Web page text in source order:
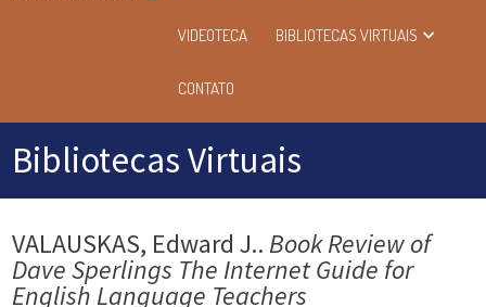
VIDEOTECA BIBLIOTECAS VIRTUAIS
CONTATO
Bibliotecas Virtuais
VALAUSKAS, Edward J.. Book Review of
Dave Sperlings The Internet Guide for
English Language Teachers